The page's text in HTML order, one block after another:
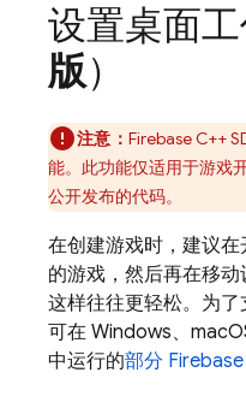
设置桌面
版）
注意： FirebaseC++
能。此功能仅适用于游戏
公开发布的代码。
在创建游戏时，建议
的游戏，然后再在移
这样往往更轻松。为
可在 Windows、
中运行的部分 Firebase